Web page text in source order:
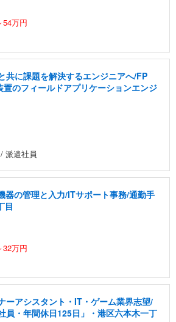
54万円
共に課題を解決するエンジニアへ/FP
置のフィールドアプリケーションエンジ
派遣社員
器の管理と入力/ITサポート事務/通勤手
目
32万円
ーアシスタント・IT・ゲーム業界志望/
員・年間休日125日」・港区六本木一丁